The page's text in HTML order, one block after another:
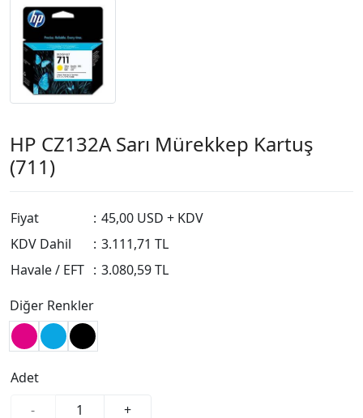
HP CZ132A Sarı Mürekkep Kartuş
(711)
Fiyat : 45,00 USD + KDV
KDV Dahil
: 3.111,71 TL
Havale / EFT : 3.080,59 TL
Diğer Renkler
Adet
-
+